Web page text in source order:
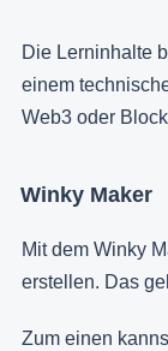
Die Lerninhalte
einem
Web3 oder
Winky Maker
Mit dem Winky
erstellen. Das
Zum einen